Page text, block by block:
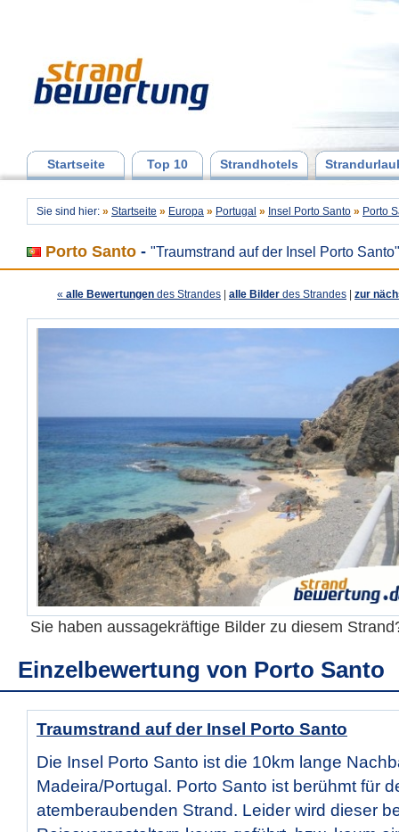
Startseite Top 10 Strandhotels
Sie sind hier: » Startseite » Europa » Portugal » Insel Porto Santo » Porto
Porto Santo - "Traumstrand auf der Insel Porto Santo"
« alle Bewertungen des Strandes alle Bilder des Strandes zur
Sie haben aussagekräftige Bilder zu diesem
Einzelbewertung von Porto Santo
Traumstrand auf der Insel Porto Santo
Die Insel Porto Santo ist die 10km lange
Madeira/Portugal. Porto Santo ist berühmt für
atemberaubenden Strand. Leider wird dieser